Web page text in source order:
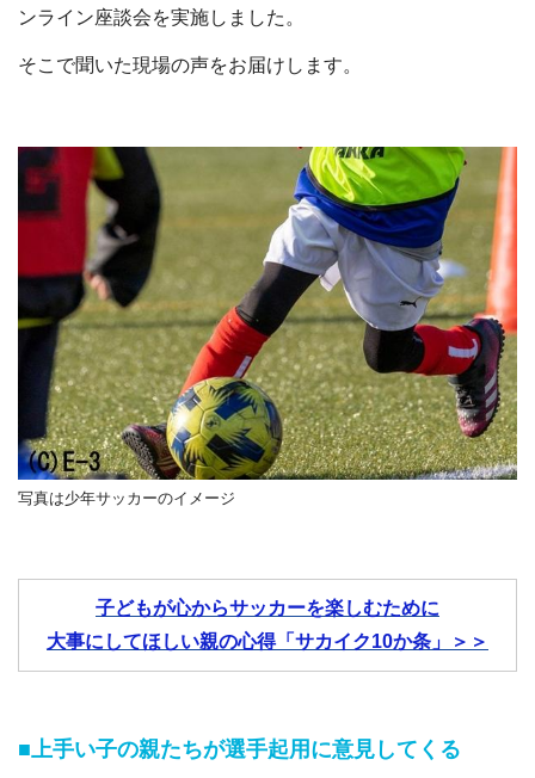
ンライン座談会を実施しました。
そこで聞いた現場の声をお届けします。
写真は少年サッカーのイメージ
子どもが心からサッカーを楽しむために
大事にしてほしい親の心得「サカイク10か条」＞＞
■上手い子の親たちが選手起用に意見してくる